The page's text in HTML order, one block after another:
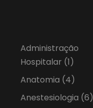
Administração
Hospitalar (1)
Anatomia (4)
Anestesiologia (6)